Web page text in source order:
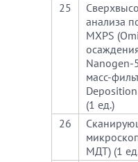
25
анализа
MXPS
Nanogen-
масс-
(1 ед.)
26
МДТ) (1